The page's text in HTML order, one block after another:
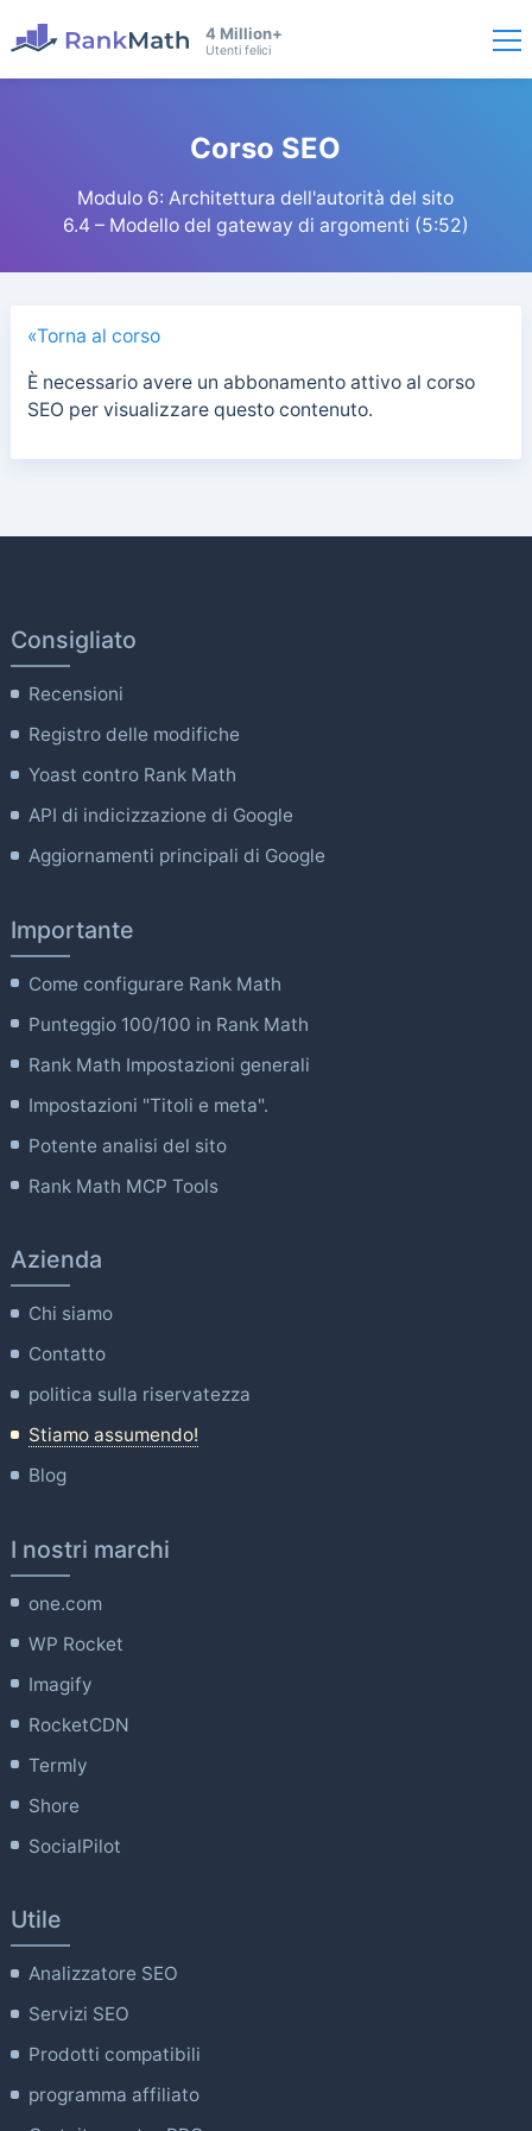
4 Million+
Utenti felici
Corso SEO
Modulo 6: Architettura dell'autorità del sito
6.4 – Modello del gateway di argomenti (5:52)
«Torna al corso
È necessario avere un abbonamento attivo al corso
SEO per visualizzare questo contenuto.
Consigliato
Recensioni
Registro delle modifiche
Yoast contro Rank Math
API di indicizzazione di Google
Aggiornamenti principali di Google
Importante
Come configurare Rank Math
Punteggio 100/100 in Rank Math
Rank Math Impostazioni generali
Impostazioni "Titoli e meta".
Potente analisi del sito
Rank Math MCP Tools
Azienda
Chi siamo
Contatto
politica sulla riservatezza
Stiamo assumendo!
Blog
I nostri marchi
one.com
WP Rocket
Imagify
RocketCDN
Termly
Shore
SocialPilot
Utile
Analizzatore SEO
Servizi SEO
Prodotti compatibili
programma affiliato